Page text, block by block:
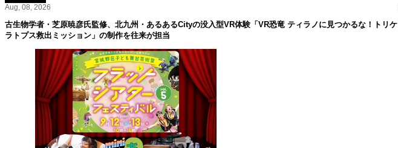
Aug, 08, 2026
古生物学者・芝原暁彦氏監修、北九州・あるあるCityの没入型VR体験「VR恐竜 ティラノに見つかるな！トリケ
ラトプス救出ミッション」の制作を往来が担当